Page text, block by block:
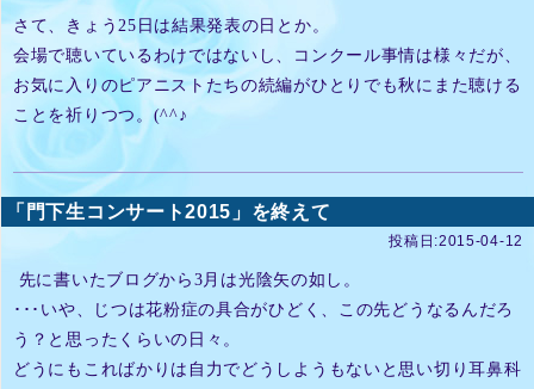
さて、きょう25日は結果発表の日とか。
会場で聴いているわけではないし、コンクール事情は様々だが、
お気に入りのピアニストたちの続編がひとりでも秋にまた聴ける
ことを祈りつつ。(^^♪
「門下生コンサート2015」を終えて
投稿日:2015-04-12
先に書いたブログから3月は光陰矢の如し。
･･･いや、じつは花粉症の具合がひどく、この先どうなるんだろ
う？と思ったくらいの日々。
どうにもこればかりは自力でどうしようもないと思い切り耳鼻科